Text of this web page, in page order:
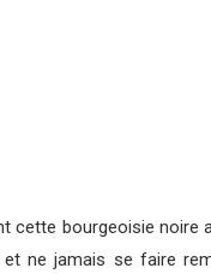
cette bourgeoisie noire
et ne jamais se faire